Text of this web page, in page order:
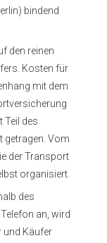
bindend
den reinen
Kosten für
mit dem
Teil des
getragen. Vom
der Transport
organisiert.
des
an, wird
und Käufer